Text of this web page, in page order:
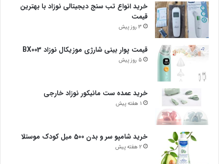
خرید انواع تب سنج دیجیتالی نوزاد با بهترین
قیمت
3 روز پیش
قیمت پوار بینی شارژی موزیکال نوزاد BX003
5 روز پیش
خرید عمده ست مانیکور نوزاد خارجی
1 هفته پیش
خرید شامپو سر و بدن 500 میل کودک موستلا
2 هفته پیش